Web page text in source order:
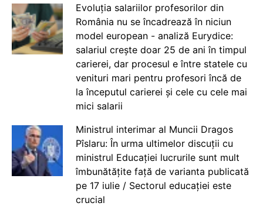
Evoluția salariilor profesorilor din
România nu se încadrează în niciun
model european - analiză Eurydice:
salariul crește doar 25 de ani în timpul
carierei, dar procesul e între statele cu
venituri mari pentru profesori încă de
la începutul carierei și cele cu cele mai
mici salarii
Ministrul interimar al Muncii Dragos
Pîslaru: În urma ultimelor discuții cu
ministrul Educației lucrurile sunt mult
îmbunătățite față de varianta publicată
pe 17 iulie / Sectorul educației este
crucial